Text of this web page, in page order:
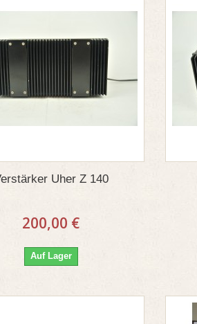
Uher Z 140
200,00 €
Auf Lager